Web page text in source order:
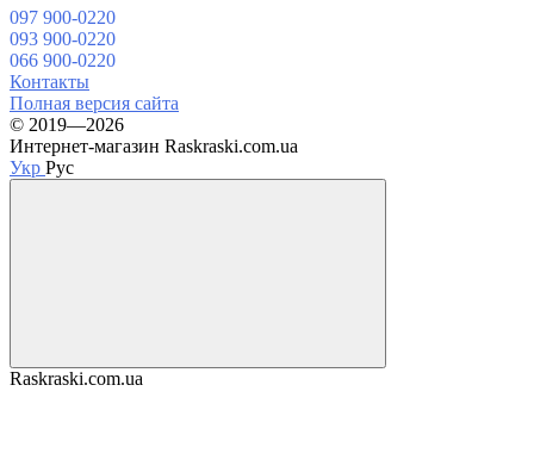
097 900-0220
093 900-0220
066 900-0220
Контакты
Полная версия сайта
© 2019—2026
Интернет-магазин Raskraski.com.ua
Укр Рус
Raskraski.com.ua